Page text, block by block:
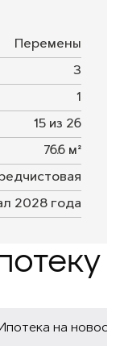
Перемены
3
1
15 из 26
76.6 м²
2028 года
Ипотека на